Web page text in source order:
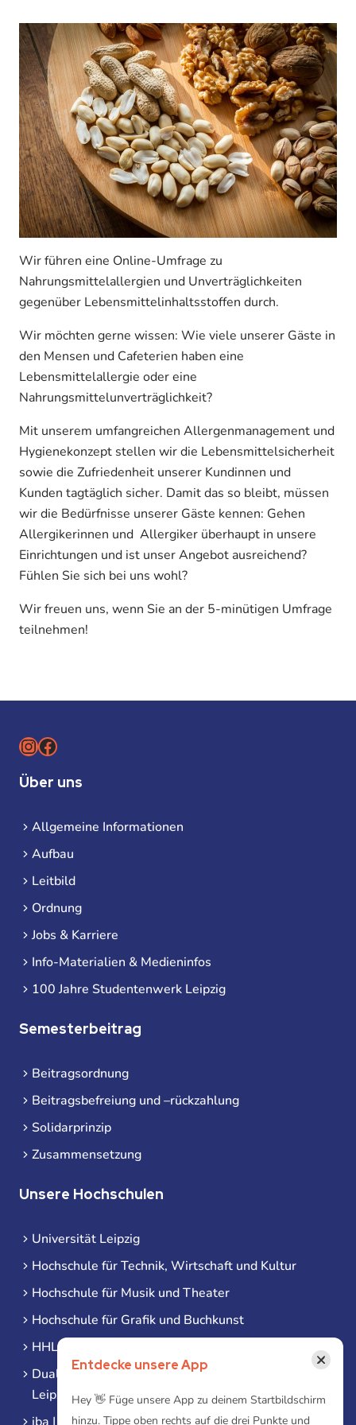
Wir führen eine Online-Umfrage zu
Nahrungsmittelallergien und Unverträglichkeiten
gegenüber Lebensmittelinhaltsstoffen durch.
Wir möchten gerne wissen: Wie viele unserer Gäste in
den Mensen und Cafeterien haben eine
Lebensmittelallergie oder eine
Nahrungsmittelunverträglichkeit?
Mit unserem umfangreichen Allergenmanagement und
Hygienekonzept stellen wir die Lebensmittelsicherheit
sowie die Zufriedenheit unserer Kundinnen und
Kunden tagtäglich sicher. Damit das so bleibt, müssen
wir die Bedürfnisse unserer Gäste kennen: Gehen
Allergikerinnen und Allergiker überhaupt in unsere
Einrichtungen und ist unser Angebot ausreichend?
Fühlen Sie sich bei uns wohl?
Wir freuen uns, wenn Sie an der 5-minütigen Umfrage
teilnehmen!
Instagram
Facebook
Über uns
Allgemeine Informationen
Aufbau
Leitbild
Ordnung
Jobs & Karriere
Info-Materialien & Medieninfos
100 Jahre Studentenwerk Leipzig
Semesterbeitrag
Beitragsordnung
Beitragsbefreiung und –rückzahlung
Solidarprinzip
Zusammensetzung
Unsere Hochschulen
Universität Leipzig
Hochschule für Technik, Wirtschaft und Kultur
Hochschule für Musik und Theater
Hochschule für Grafik und Buchkunst
HHL Leipzig
Duale Hochschule Sachsen (DHSN) am Standort
Leipzig
Entdecke unsere App ×
Hey 👋 Füge unsere App zu deinem Startbildschirm
hinzu. Tippe oben rechts auf die drei Punkte und